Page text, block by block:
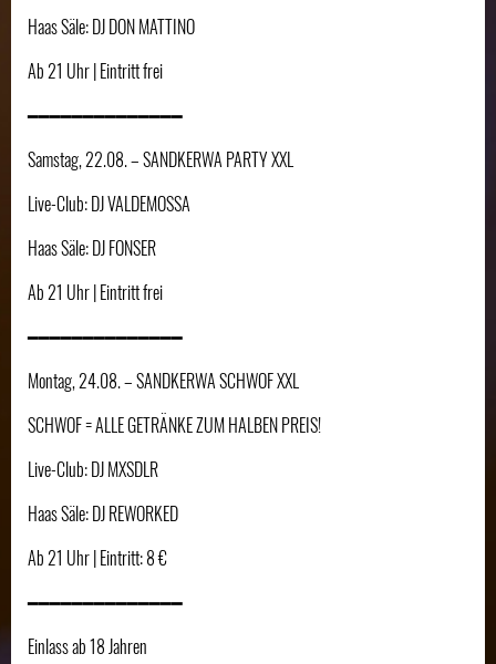
Haas Säle: DJ DON MATTINO
Ab 21 Uhr | Eintritt frei
━━━━━━━━━━━━━━
Samstag, 22.08. – SANDKERWA PARTY XXL
Live-Club: DJ VALDEMOSSA
Haas Säle: DJ FONSER
Ab 21 Uhr | Eintritt frei
━━━━━━━━━━━━━━
Montag, 24.08. – SANDKERWA SCHWOF XXL
SCHWOF = ALLE GETRÄNKE ZUM HALBEN PREIS!
Live-Club: DJ MXSDLR
Haas Säle: DJ REWORKED
Ab 21 Uhr | Eintritt: 8 €
━━━━━━━━━━━━━━
Einlass ab 18 Jahren